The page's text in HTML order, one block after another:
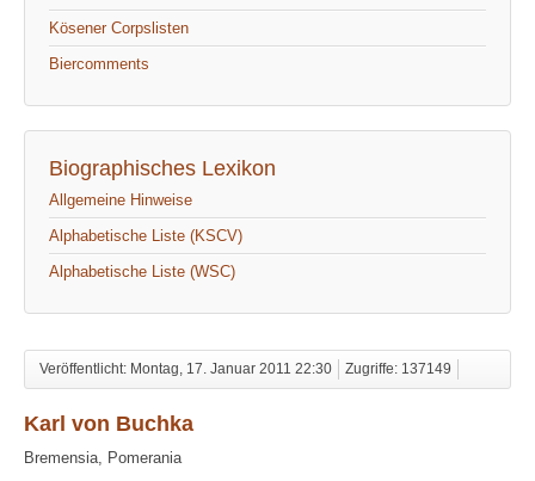
Kösener Corpslisten
Biercomments
Biographisches Lexikon
Allgemeine Hinweise
Alphabetische Liste (KSCV)
Alphabetische Liste (WSC)
Veröffentlicht: Montag, 17. Januar 2011 22:30 Zugriffe: 137149
Karl von Buchka
Bremensia, Pomerania